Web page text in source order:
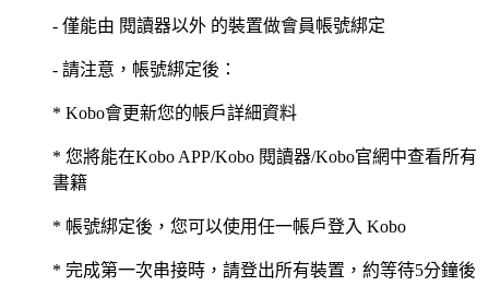
- 僅能由 閱讀器以外 的裝置做會員帳號綁定
- 請注意，帳號綁定後：
* Kobo會更新您的帳戶詳細資料
* 您將能在Kobo APP/Kobo 閱讀器/Kobo官網中查看所有
書籍
* 帳號綁定後，您可以使用任一帳戶登入 Kobo
* 完成第一次串接時，請登出所有裝置，約等待5分鐘後